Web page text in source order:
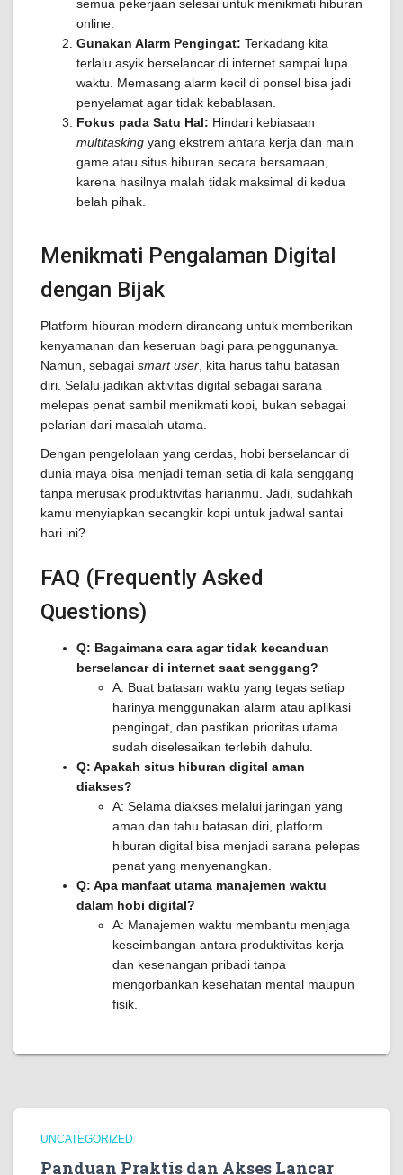
semua pekerjaan selesai untuk menikmati hiburan
online.
Gunakan Alarm Pengingat: Terkadang kita
terlalu asyik berselancar di internet sampai lupa
waktu. Memasang alarm kecil di ponsel bisa jadi
penyelamat agar tidak kebablasan.
Fokus pada Satu Hal: Hindari kebiasaan
multitasking yang ekstrem antara kerja dan main
game atau situs hiburan secara bersamaan,
karena hasilnya malah tidak maksimal di kedua
belah pihak.
Menikmati Pengalaman Digital
dengan Bijak
Platform hiburan modern dirancang untuk memberikan
kenyamanan dan keseruan bagi para penggunanya.
Namun, sebagai smart user , kita harus tahu batasan
diri. Selalu jadikan aktivitas digital sebagai sarana
melepas penat sambil menikmati kopi, bukan sebagai
pelarian dari masalah utama.
Dengan pengelolaan yang cerdas, hobi berselancar di
dunia maya bisa menjadi teman setia di kala senggang
tanpa merusak produktivitas harianmu. Jadi, sudahkah
kamu menyiapkan secangkir kopi untuk jadwal santai
hari ini?
FAQ (Frequently Asked
Questions)
Q: Bagaimana cara agar tidak kecanduan
berselancar di internet saat senggang?
A: Buat batasan waktu yang tegas setiap
harinya menggunakan alarm atau aplikasi
pengingat, dan pastikan prioritas utama
sudah diselesaikan terlebih dahulu.
Q: Apakah situs hiburan digital aman
diakses?
A: Selama diakses melalui jaringan yang
aman dan tahu batasan diri, platform
hiburan digital bisa menjadi sarana pelepas
penat yang menyenangkan.
Q: Apa manfaat utama manajemen waktu
dalam hobi digital?
A: Manajemen waktu membantu menjaga
keseimbangan antara produktivitas kerja
dan kesenangan pribadi tanpa
mengorbankan kesehatan mental maupun
fisik.
UNCATEGORIZED
Panduan Praktis dan Akses Lancar